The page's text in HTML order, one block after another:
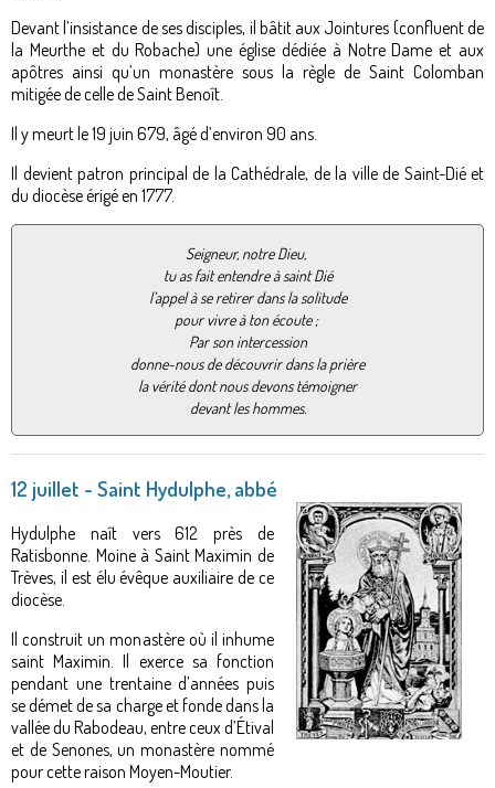
Devant l’insistance de ses disciples, il bâtit aux Jointures (confluent de
la Meurthe et du Robache) une église dédiée à Notre Dame et aux
apôtres ainsi qu’un monastère sous la règle de Saint Colomban
mitigée de celle de Saint Benoît.
Il y meurt le 19 juin 679, âgé d’environ 90 ans.
Il devient patron principal de la Cathédrale, de la ville de Saint-Dié et
du diocèse érigé en 1777.
Seigneur, notre Dieu,
tu as fait entendre à saint Dié
l’appel à se retirer dans la solitude
pour vivre à ton écoute ;
Par son intercession
donne-nous de découvrir dans la prière
la vérité dont nous devons témoigner
devant les hommes.
12 juillet - Saint Hydulphe, abbé
Hydulphe naît vers 612 près de
Ratisbonne. Moine à Saint Maximin de
Trèves, il est élu évêque auxiliaire de ce
diocèse.
Il construit un monastère où il inhume
saint Maximin. Il exerce sa fonction
pendant une trentaine d’années puis
se démet de sa charge et fonde dans la
vallée du Rabodeau, entre ceux d’Étival
et de Senones, un monastère nommé
pour cette raison Moyen-Moutier.